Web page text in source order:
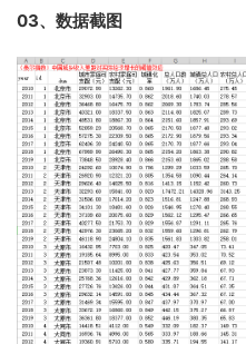
03、数据截图